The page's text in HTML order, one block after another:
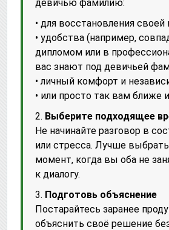
девичью фамилию:
• для восстановления своей
• удобства (например,
дипломом или в
вас знают под девичьей
• личный комфорт и
• или просто так вам ближе
2. Выберите подходящее
Не начинайте разговор в
или стресса. Лучше
момент, когда вы оба не
к диалогу.
3. Подготовь объяснение
Постарайтесь заранее
объяснить своё решение